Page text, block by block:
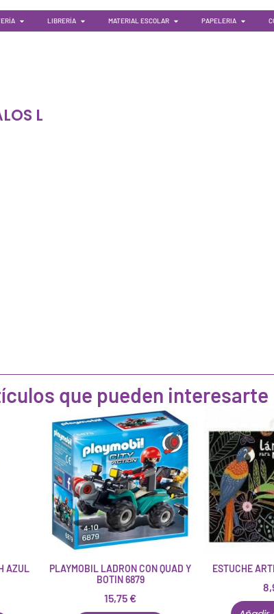
LIBRERÍA MATERIAL ESCOLAR PAPELERIA
L
que pueden interesarte
AZUL
PLAYMOBIL LADRON CON QUAD Y
BOTIN 6879
15,75 €
ESTUCHE